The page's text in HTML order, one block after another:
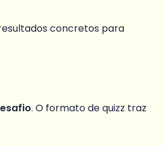
concretos para
. O formato de quizz traz